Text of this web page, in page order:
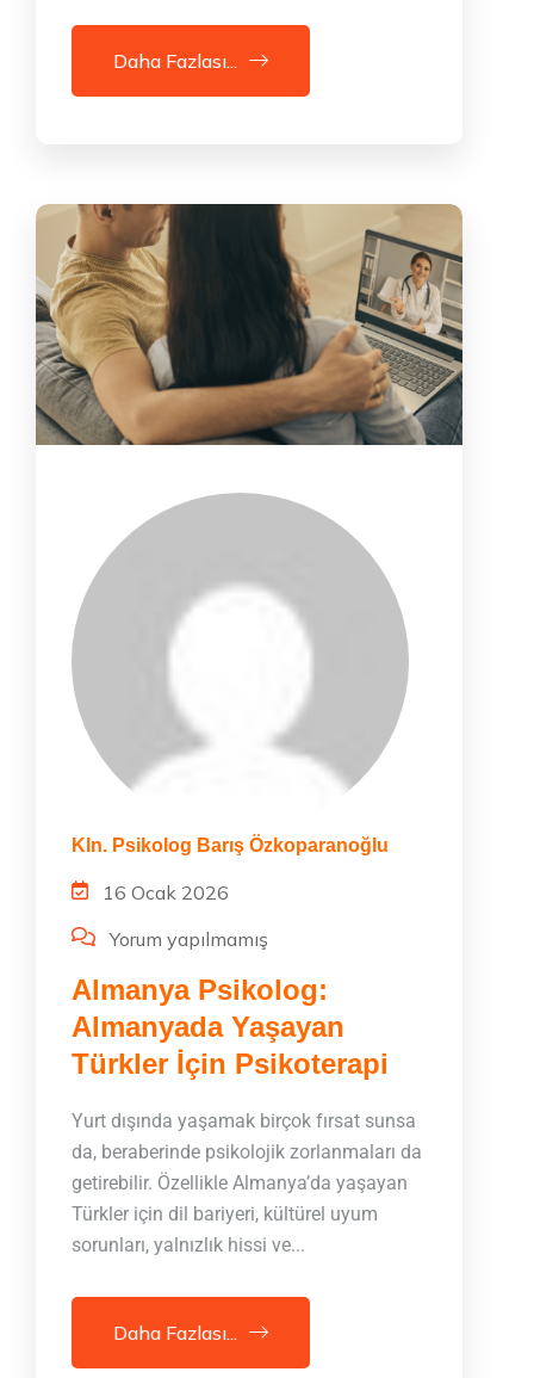
Daha Fazlası...
Kln. Psikolog Barış Özkoparanoğlu
16 Ocak 2026
Yorum yapılmamış
Almanya Psikolog:
Almanyada Yaşayan
Türkler İçin Psikoterapi
Yurt dışında yaşamak birçok fırsat sunsa
da, beraberinde psikolojik zorlanmaları da
getirebilir. Özellikle Almanya’da yaşayan
Türkler için dil bariyeri, kültürel uyum
sorunları, yalnızlık hissi ve...
Daha Fazlası...